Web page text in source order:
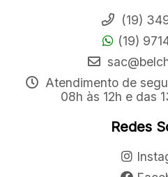
(19)
(19)
Atendimento de
08h às 12h e das
Redes